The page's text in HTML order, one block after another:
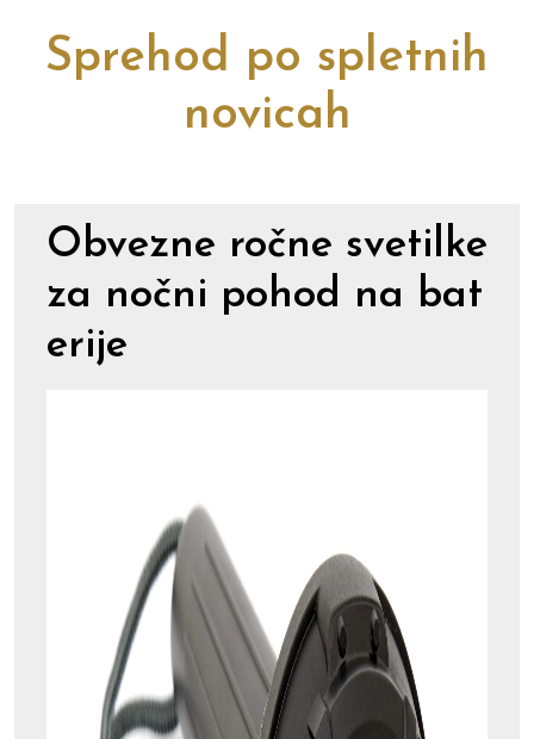
Sprehod po spletnih
novicah
Obvezne ročne svetilke
za nočni pohod na bat
erije